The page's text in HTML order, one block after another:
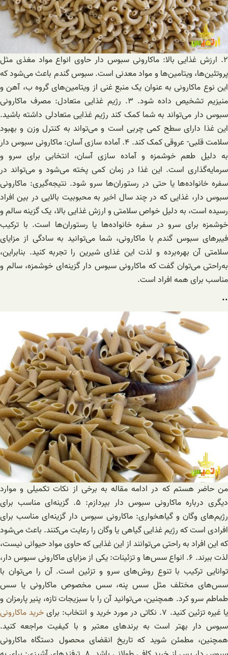
۲. ارزش غذایی بالا: ماکارونی سبوس دار حاوی انواع مواد مغذی مثل
پروتئین‌ها، ویتامین‌ها و مواد معدنی است. سبوس گندم باعث می‌شود که
این نوع ماکارونی به عنوان یک منبع غنی از ویتامین‌های گروه ب، آهن و
منیزیم تشخیص داده شود. ۳. رژیم غذایی متعادل: مصرف ماکارونی
سبوس دار می‌تواند به شما کمک کند رژیم غذایی متعادلی داشته باشید.
این غذا دارای سطح کمی چربی است و می‌تواند به کنترل وزن و بهبود
سلامت قلبی- عروقی کمک کند. ۴. آماده سازی آسان: ماکارونی سبوس دار
به دلیل طعم خوشمزه و آماده سازی آسان، انتخابی برای سرو و
سرمایه‌گذاری است. این غذا در زمان کمی پخته می‌شود و می‌تواند در
سفره خانواده‌ها یا حتی در رستوران‌ها سرو شود. نتیجه‌گیری: ماکارونی
سبوس دار، غذایی که در چند سال اخیر به محبوبیت بالایی در بین افراد
رسیده است، به دلیل خواص سلامتی و ارزش غذایی بالا، یک گزینه سالم و
خوشمزه برای سرو در سفره خانواده‌ها یا رستوران‌ها است. با ترکیب
فیبرهای سبوس گندم با ماکارونی، شما می‌توانید به سادگی از مزایای
سلامتی آن بهره‌برده و لذت این غذای شیرین را تجربه کنید. بنابراین،
به‌راحتی می‌توان گفت که ماکارونی سبوس دار گزینه‌ای خوشمزه، سالم و
مناسب برای همه افراد است.
..
من حاضر هستم که در ادامه مقاله به برخی از نکات تکمیلی و موارد
دیگری درباره ماکارونی سبوس دار بپردازم: ۵. گزینه‌ای مناسب برای
رژیم‌های وگان و گیاهخواری: ماکارونی سبوس دار گزینه‌ای مناسب برای
افرادی است که رژیم غذایی گیاهی یا وگان را رعایت می‌کنند. باعث می‌شود
که این افراد به راحتی می‌توانند از این غذایی که حاوی مواد حیوانی نیست،
لذت ببرند. ۶. انواع سس‌ها و تزئینات: یکی از مزایای ماکارونی سبوس دار،
توانایی ترکیب با تنوع روش‌های سرو و تزئین است. آن را می‌توان با
سس‌های مختلف مثل سس پنه، سس مخصوص ماکارونی یا سس
طماطم سرو کرد. همچنین، می‌توانید آن را با سبزیجات تازه، پنیر پارمزان و
یا غیره تزئین کنید. ۷. نکاتی در مورد خرید و انتخاب: برای
خرید ماکارونی
سبوس دار بهتر است به برندهای معتبر و با کیفیت مراجعه کنید.
همچنین، مطمئن شوید که تاریخ انقضای محصول دستگاه ماکارونی